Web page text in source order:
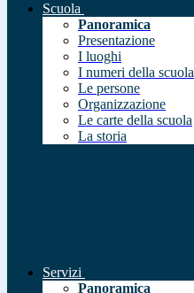
Scuola
Panoramica
Presentazione
I luoghi
I numeri della scuola
Le persone
Organizzazione
Le carte della scuola
La storia
Servizi
Panoramica